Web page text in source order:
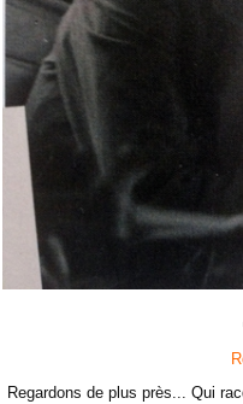
Regardons de plus près... Qui